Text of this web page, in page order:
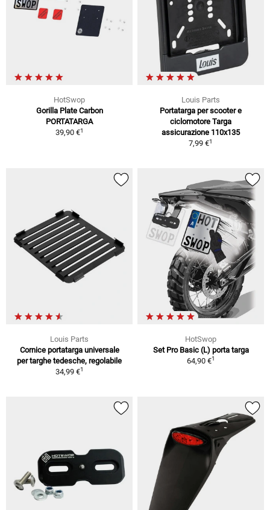
HotSwop
Gorilla Plate Carbon
PORTATARGA
39,90 €1
Louis Parts
Portatarga per scooter e
ciclomotore Targa
assicurazione 110x135
7,99 €1
Louis Parts
Cornice portatarga universale
per targhe tedesche, regolabile
34,99 €1
HotSwop
Set Pro Basic (L) porta targa
64,90 €1